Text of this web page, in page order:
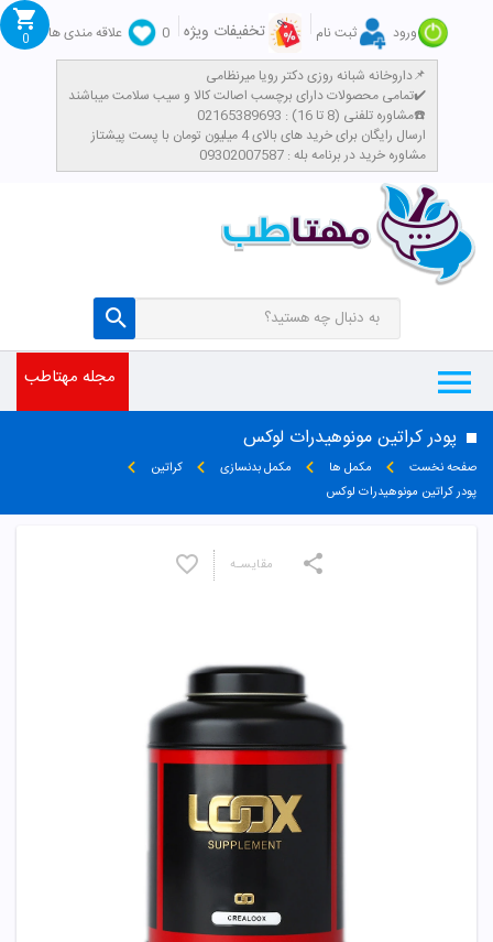
ورود ثبت نام تخفیفات ویژه 0
علاقه مندی ها
داروخانه شبانه روزی دکتر رویا میرنظامی📌
تمامی محصولات دارای برچسب اصالت کالا و سیب سلامت میباشند✔️
مشاوره تلفنی (8 تا 16) : 02165389693☎️
​ارسال رایگان برای خرید های بالای 4 میلیون تومان با پست پیشتاز
مشاوره خرید در برنامه بله : 09302007587
0
مجله مهتاطب
پودر کراتین مونوهیدرات لوکس
صفحه نخست مکمل ها مکمل بدنسازی
کراتین
پودر کراتین مونوهیدرات لوکس
مقایسـه